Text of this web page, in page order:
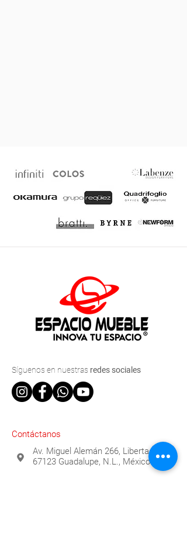
Síguenos en nuestras redes sociales
Contáctanos
Av. Miguel Alemán 266, Libertad,
67123 Guadalupe, N.L., México